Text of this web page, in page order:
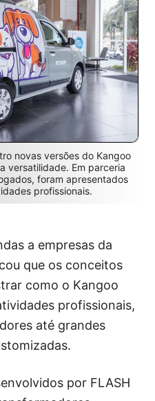
novas versões do Kangoo
versatilidade. Em parceria
foram apresentados
profissionais.
a empresas da
que os conceitos
como o Kangoo
profissionais,
até grandes
por FLASH